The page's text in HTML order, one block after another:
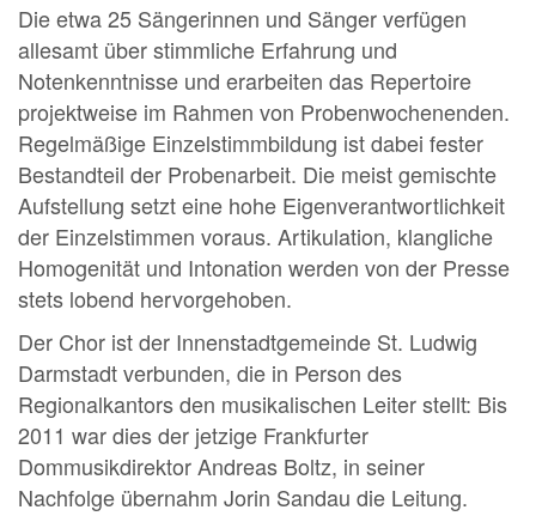
Die etwa 25 Sängerinnen und Sänger verfügen
allesamt über stimmliche Erfahrung und
Notenkenntnisse und erarbeiten das Repertoire
projektweise im Rahmen von Probenwochenenden.
Regelmäßige Einzelstimmbildung ist dabei fester
Bestandteil der Probenarbeit. Die meist gemischte
Aufstellung setzt eine hohe Eigenverantwortlichkeit
der Einzelstimmen voraus. Artikulation, klangliche
Homogenität und Intonation werden von der Presse
stets lobend hervorgehoben.
Der Chor ist der Innenstadtgemeinde St. Ludwig
Darmstadt verbunden, die in Person des
Regionalkantors den musikalischen Leiter stellt: Bis
2011 war dies der jetzige Frankfurter
Dommusikdirektor Andreas Boltz, in seiner
Nachfolge übernahm Jorin Sandau die Leitung.